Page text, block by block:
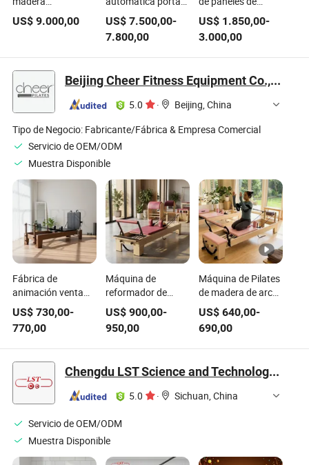
automática con
múltiples cuchillas
madera
US$9.000,00
de encolado de
bordes para
paneles de madera
US$ 7.500,00-
7.800,00
madera para
carpintería
US$ 1.850,00-
3.000,00
Beijing Cheer Fitness Equipment Co., Ltd.
5.0 ·
Beijing, China
Tipo de Negocio: Fabricante/Fábrica & Empresa Comercial
Servicio de OEM/ODM
Muestra Disponible
Fábrica de
animación venta
directa al por
mayor de alta
calidad estudio
comercial cama
reformadora de
pilates de madera
nogal marrón
equipo de pilates
reformadores
reformadoras
personalizadas
máquina
US$730,00-
770,00
Máquina de
reformador de
madera de arce
para pilates, equipo
comercial de
pilates,
fuerza del core
para gimnasio en
casa, estudio de
de fábrica,
fabricante
US$ 900,00-
950,00
Máquina de Pilates
de madera de arce
de grado comercial,
reformador de arce
directo de fábrica,
equipo de Pilates,
gimnasio de fitness
para uso en casa y
comercial
US$ 640,00-
690,00
Chengdu LST Science and Technology Co., Ltd.
5.0 · Sichuan, China
Servicio de OEM/ODM
Muestra Disponible